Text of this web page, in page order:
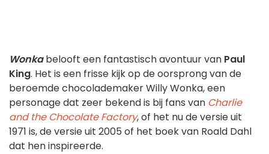
Wonkabelooft een fantastisch avontuur van Paul
King. Het is een frisse kijk op de oorsprong van de
beroemde chocolademaker Willy Wonka, een
personage dat zeer bekend is bij fans van Charlie
and the Chocolate Factory, of het nu de versie uit
1971 is, de versie uit 2005 of het boek van Roald Dahl
dat hen inspireerde.